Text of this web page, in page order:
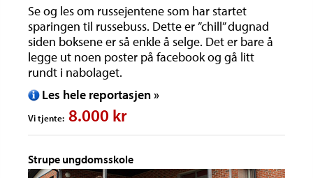
Se og les om russejentene som har startet
sparingen til russebuss. Dette er ”chill” dugnad
siden boksene er så enkle å selge. Det er bare å
legge ut noen poster på facebook og gå litt
rundt i nabolaget.
Les hele reportasjen »
Vi tjente: 8.000 kr
Strupe ungdomsskole